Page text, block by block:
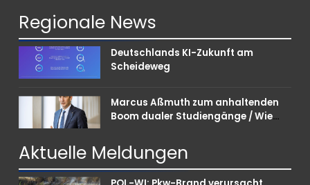
Regionale News
Deutschlands KI-Zukunft am
Scheideweg
Marcus Aßmuth zum anhaltenden
Boom dualer Studiengänge / Wie
punkten können
Aktuelle Meldungen